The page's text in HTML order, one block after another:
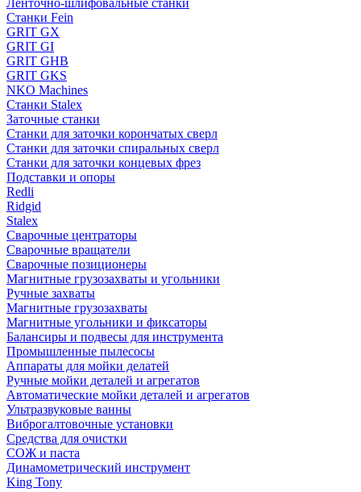
Ленточно-шлифовальные станки
Станки Fein
GRIT GX
GRIT GI
GRIT GHB
GRIT GKS
NKO Machines
Станки Stalex
Заточные станки
Станки для заточки корончатых сверл
Станки для заточки спиральных сверл
Станки для заточки концевых фрез
Подставки и опоры
Redli
Ridgid
Stalex
Сварочные центраторы
Сварочные вращатели
Сварочные позиционеры
Магнитные грузозахваты и угольники
Ручные захваты
Магнитные грузозахваты
Магнитные угольники и фиксаторы
Балансиры и подвесы для инструмента
Промышленные пылесосы
Аппараты для мойки делатей
Ручные мойки деталей и агрегатов
Автоматические мойки деталей и агрегатов
Ультразвуковые ванны
Виброгалтовочные установки
Средства для очистки
СОЖ и паста
Динамометрический инструмент
King Tony